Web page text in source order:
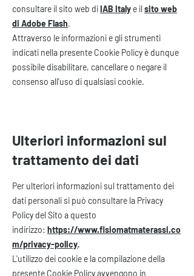
consultare il sito web diIAB Italy e ilsito web
di Adobe Flash.
Attraverso le informazioni e gli strumenti
indicati nella presente Cookie Policy è dunque
possibile disabilitare, cancellare o negare il
consenso all'uso di qualsiasi cookie.
Ulteriori informazioni sul
trattamento dei dati
Per ulteriori informazioni sul trattamento dei
dati personali si può consultare la Privacy
Policy del Sito a questo
indirizzo: https://www.fisiomatmaterassi.co
m/privacy-policy.
L'utilizzo dei cookie e la compilazione della
presente Cookie Policy avvengono in